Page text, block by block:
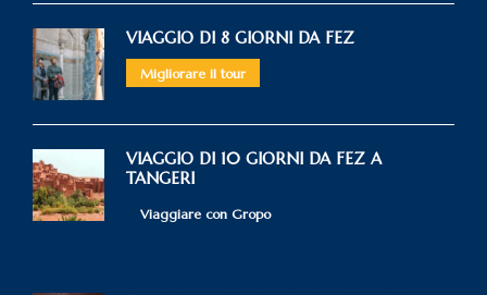
VIAGGIO DI 8 GIORNI DA FEZ
Migliorare il tour
VIAGGIO DI 10 GIORNI DA FEZ A
TANGERI
Viaggiare con Gropo